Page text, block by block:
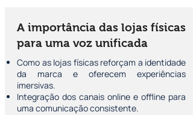
A importância das lojas físicas
para uma voz unificada
Como as lojas físicas reforçam a identidade
da marca e oferecem experiências
imersivas.
Integração dos canais online e offline para
uma comunicação consistente.